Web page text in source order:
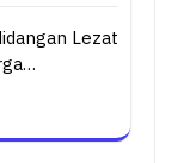
Lezat